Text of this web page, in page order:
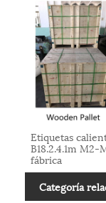
Etiquetas
B18.2.4.1m
fábrica
Categoría